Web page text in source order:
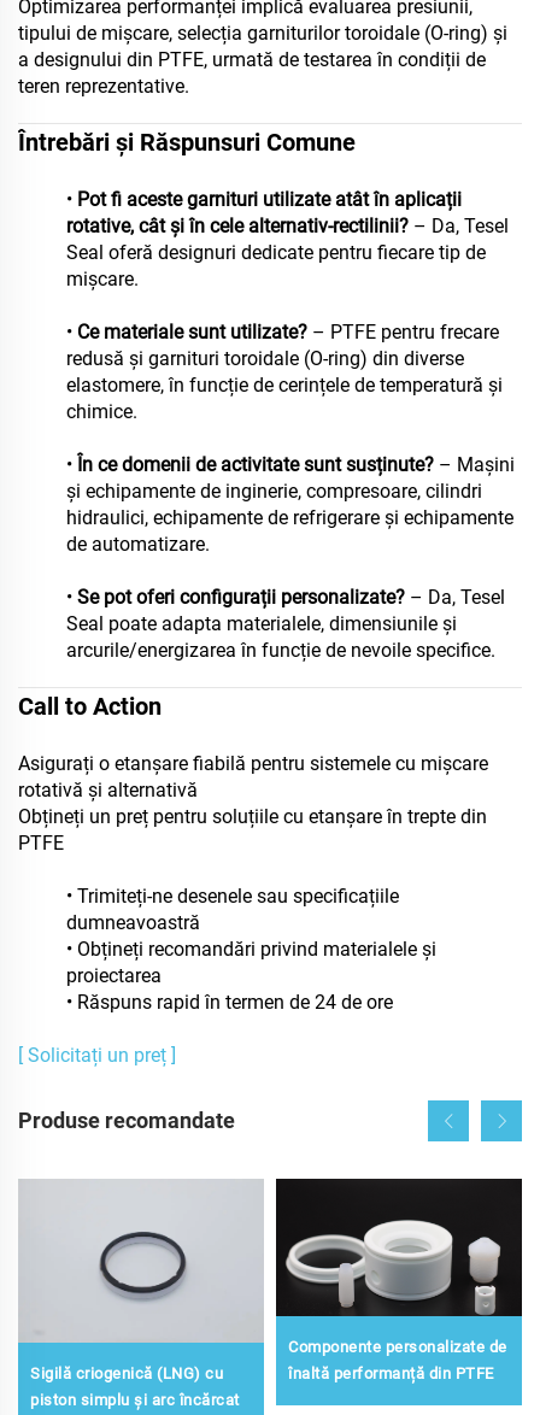
Optimizarea performanței implică evaluarea presiunii,
tipului de mișcare, selecția garniturilor toroidale (O-ring) și
a designului din PTFE, urmată de testarea în condiții de
teren reprezentative.
Întrebări și Răspunsuri Comune
• Pot fi aceste garnituri utilizate atât în aplicații
rotative, cât și în cele alternativ-rectilinii? – Da, Tesel
Seal oferă designuri dedicate pentru fiecare tip de
mișcare.
• Ce materiale sunt utilizate? – PTFE pentru frecare
redusă și garnituri toroidale (O-ring) din diverse
elastomere, în funcție de cerințele de temperatură și
chimice.
• În ce domenii de activitate sunt susținute? – Mașini
și echipamente de inginerie, compresoare, cilindri
hidraulici, echipamente de refrigerare și echipamente
de automatizare.
• Se pot oferi configurații personalizate? – Da, Tesel
Seal poate adapta materialele, dimensiunile și
arcurile/energizarea în funcție de nevoile specifice.
Call to Action
Asigurați o etanșare fiabilă pentru sistemele cu mișcare
rotativă și alternativă
Obțineți un preț pentru soluțiile cu etanșare în trepte din
PTFE
• Trimiteți-ne desenele sau specificațiile
dumneavoastră
• Obțineți recomandări privind materialele și
proiectarea
• Răspuns rapid în termen de 24 de ore
[ Solicitați un preț ]
Produse recomandate
Sigilă criogenică (LNG) cu
piston simplu și arc încărcat
Componente personalizate de
înaltă performanță din PTFE